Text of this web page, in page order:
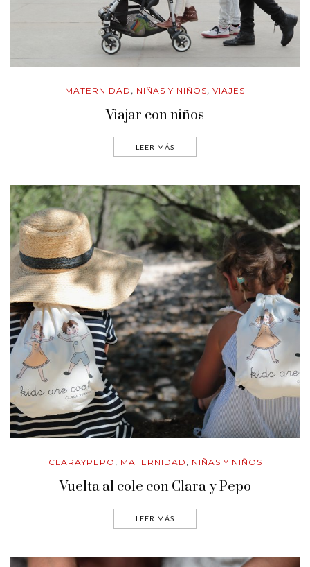
MATERNIDAD , NIÑAS Y NIÑOS, VIAJES
Viajar con niños
LEER MÁS
CLARAYPEPO , MATERNIDAD , NIÑAS Y NIÑOS
Vuelta al cole con Clara y Pepo
LEER MÁS